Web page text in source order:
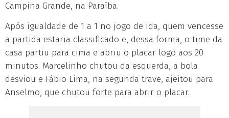
Campina Grande, na Paraíba.
Após igualdade de 1 a 1 no jogo de ida, quem vencesse
a partida estaria classificado e, dessa forma, o time da
casa partiu para cima e abriu o placar logo aos 20
minutos. Marcelinho chutou da esquerda, a bola
desviou e Fábio Lima, na segunda trave, ajeitou para
Anselmo, que chutou forte para abrir o placar.